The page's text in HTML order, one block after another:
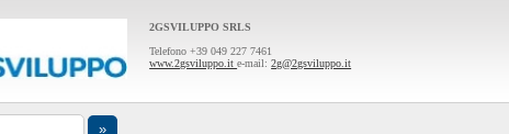
2GSVILUPPO SRLS
Telefono +39 049 227 7461
www.2gsviluppo.ite-mail:2g@2gsviluppo.it